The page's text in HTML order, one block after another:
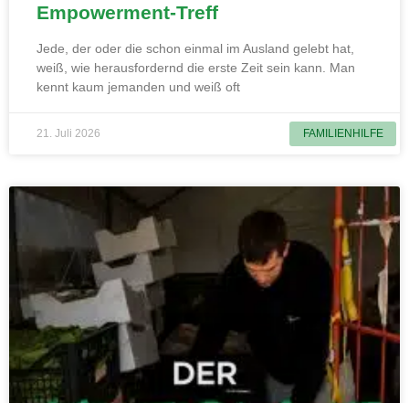
FAMILIENHILFE
Empowerment-Treff
Jede, der oder die schon einmal im Ausland gelebt hat,
weiß, wie herausfordernd die erste Zeit sein kann. Man
kennt kaum jemanden und weiß oft
21. Juli 2026